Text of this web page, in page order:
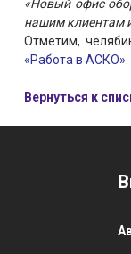
«Новый офис
нашим клиентам
Отметим,
«Работа в АСКО»
Вернуться к